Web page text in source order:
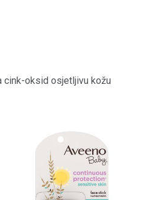
cink-oksid osjetljivu kožu